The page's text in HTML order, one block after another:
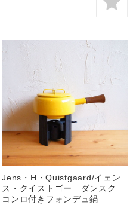
Jens・H・Quistgaard/イェン
ス・クイストゴー ダンスク
コンロ付きフォンデュ鍋